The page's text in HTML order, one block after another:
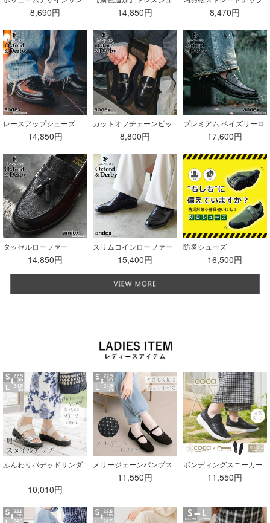
8,690円 14,850円 8,470円
レースアップシューズ
14,850円
カットオフチェーンビッ
トローファー
8,800円
プレミアム ペイズリーロ
ーファー17,600円
タッセルローファー
14,850円
スリムコインローファー
15,400円
防災シューズ
16,500円
ふんわりパデッドサンダ
10,010円
メリージェーンパンプス
11,550円
ボンディングスニーカー
11,550円